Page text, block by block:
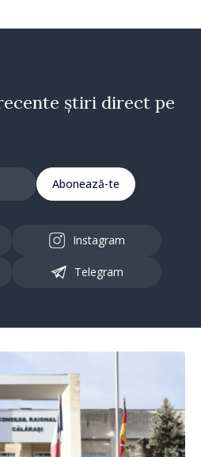
știri direct pe
Abonează-te
Instagram
Telegram